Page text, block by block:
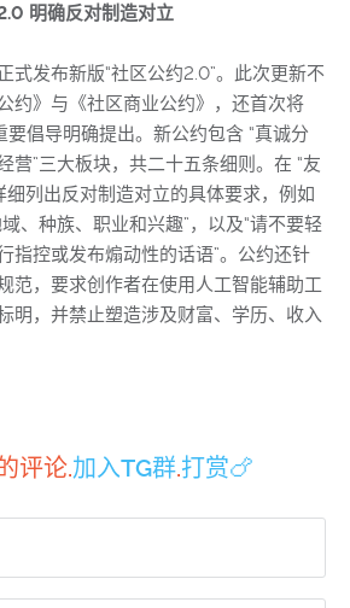
明确反对制造对立
式发布新版“社区公约2.0”。此次更新不
约》与《社区商业公约》，还首次将
要倡导明确提出。新公约包含 “真诚分
营”三大板块，共二十五条细则。在 “友
细列出反对制造对立的具体要求，例如
、种族、职业和兴趣”，以及“请不要轻
指控或发布煽动性的话语”。公约还针
范，要求创作者在使用人工智能辅助工
明，并禁止塑造涉及财富、学历、收入
评论.加入TG群.打赏🍗